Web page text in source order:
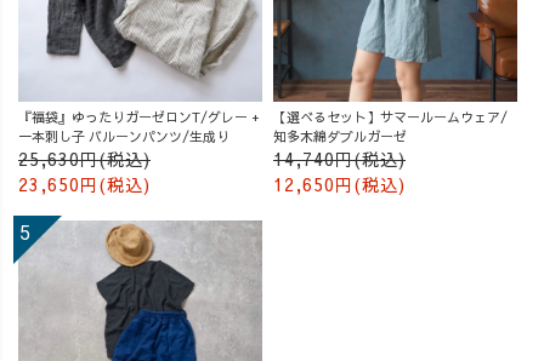
『福袋』ゆったりガーゼロンT/グレー +
一本刺し子 バルーンパンツ/生成り
25,630円(税込)
23,650円(税込)
【選べるセット】サマールームウェア/
知多木綿ダブルガーゼ
14,740円(税込)
12,650円(税込)